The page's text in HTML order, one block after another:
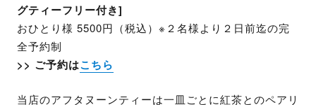
グティーフリー付き]
おひとり様 5500円（税込）※２名様より２日前迄の完
全予約制
>> ご予約はこちら
当店のアフタヌーンティーは一皿ごとに紅茶とのペアリ